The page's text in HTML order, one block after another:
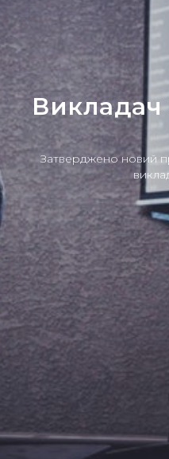
Викладач
Затверджено новий